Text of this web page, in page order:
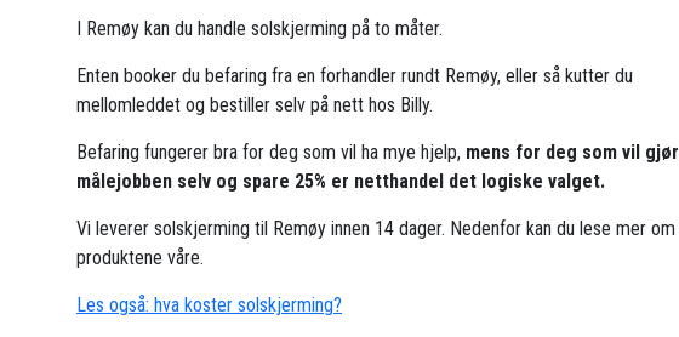
I Remøy kan du handle solskjerming på to måter.
Enten booker du befaring fra en forhandler rundt Remøy, eller så kutter du
mellomleddet og bestiller selv på nett hos Billy.
Befaring fungerer bra for deg som vil ha mye hjelp, mens for deg som vil
målejobben selv og spare 25% er netthandel det logiske valget.
Vi leverer solskjerming til Remøy innen 14 dager. Nedenfor kan du lese mer om
produktene våre.
Les også: hva koster solskjerming?